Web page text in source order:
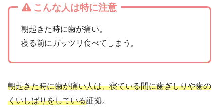
こんな人は特に注意
朝起きた時に歯が痛い。
寝る前にガッツリ食べてしまう。
朝起きた時に歯が痛い人は、寝ている間に歯ぎしりや歯の
くいしばりをしている証拠。